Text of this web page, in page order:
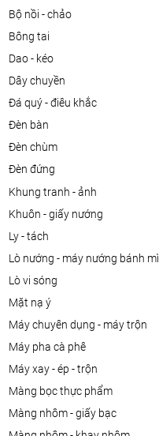
bộ nồi - chảo
bông tai
dao - kéo
dây chuyền
đá quý - điêu khắc
đèn bàn
đèn chùm
đèn đứng
khung tranh - ảnh
khuôn - giấy nướng
ly - tách
lò nướng - máy nướng bánh mì
lò vi sóng
mặt nạ ý
máy chuyên dụng - máy trộn
máy pha cà phê
máy xay - ép - trộn
màng bọc thực phẩm
màng nhôm - giấy bạc